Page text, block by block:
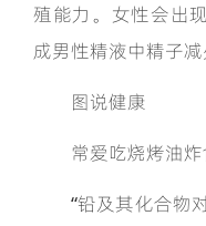
殖能力。女性会出
成男性精液中精子
图说健康
常爱吃烧烤油炸
“铅及其化合物对